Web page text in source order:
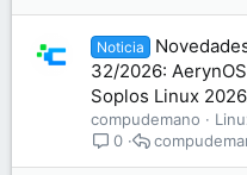
Noticia
32/2026:
Soplos Linux
compudemano
0